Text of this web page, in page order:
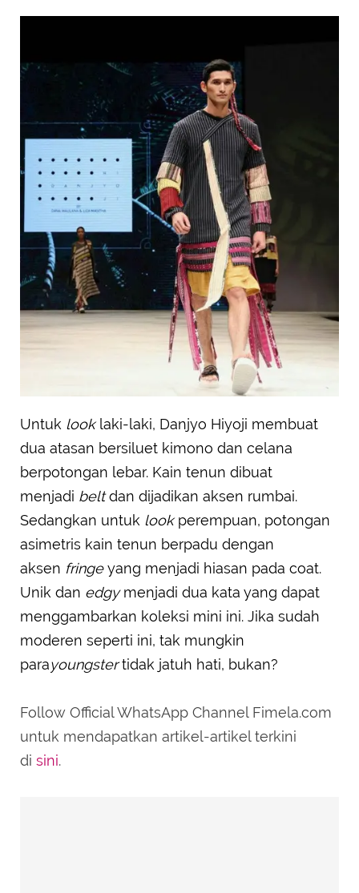
Untuk looklaki-laki, Danjyo Hiyoji membuat
dua atasan bersiluet kimono dan celana
berpotongan lebar. Kain tenun dibuat
menjadi beltdan dijadikan aksen rumbai.
Sedangkan untuk lookperempuan, potongan
asimetris kain tenun berpadu dengan
aksen fringeyang menjadi hiasan pada coat.
Unik dan edgymenjadi dua kata yang dapat
menggambarkan koleksi mini ini. Jika sudah
moderen seperti ini, tak mungkin
parayoungstertidak jatuh hati, bukan?
Follow Official WhatsApp Channel Fimela.com
untuk mendapatkan artikel-artikel terkini
di sini.